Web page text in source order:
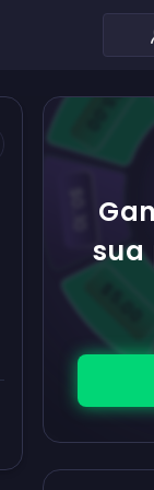
sua
$5.00
$5.00